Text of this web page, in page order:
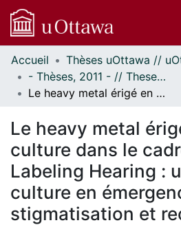
Communautés
et collections
Parcourir
À propos
Accueil
- Thèses, 2011 - // Theses, 2011 -
Le heavy metal érigé en contre-culture dans le cadre du Record Labeling Hearing : une sous-culture en émergence entre stigmatisation et reconnaissance
Le heavy metal
culture dans le
Labeling Hearing :
culture en
stigmatisation et